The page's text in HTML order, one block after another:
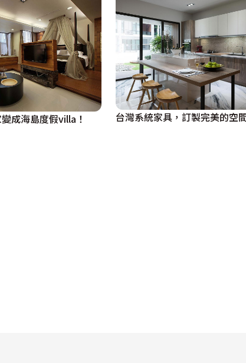
成海島度假villa！ 台灣系統家具，訂製完美的空